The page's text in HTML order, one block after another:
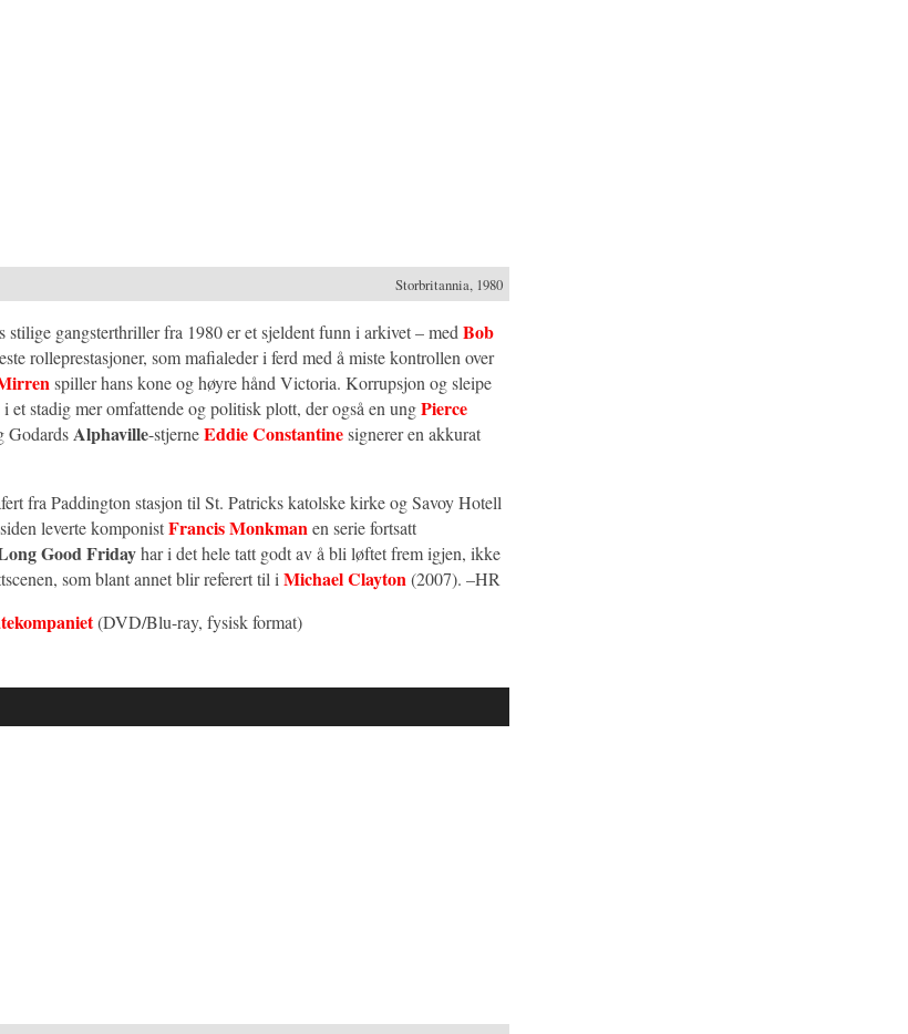
Storbritannia, 1980
s stilige gangsterthriller fra 1980 er et sjeldent funn i arkivet – med Bob
rolleprestasjoner, som mafialeder i ferd med å miste kontrollen over
spiller hans kone og høyre hånd Victoria. Korrupsjon og sleipe
et stadig mer omfattende og politisk plott, der også en ungPierce
GodardsAlphaville-stjerneEddie Constantinesignerer en akkurat
fra Paddington stasjon til St. Patricks katolske kirke og Savoy Hotell
leverte komponistFrancis Monkmanen serie fortsatt
Good Fridayhar i det hele tatt godt av å bli løftet frem igjen, ikke
som blant annet blir referert til i Michael Clayton(2007). –HR
(DVD/Blu-ray, fysisk format)